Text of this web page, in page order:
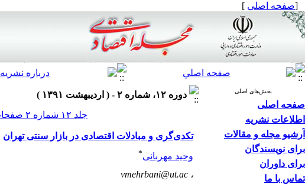
[صفحه اصلی ]
بخش‌های اصلی
صفحه اصلی
اطلاعات نشریه
آرشیو مجله و مقالات
برای نویسندگان
برای داوران
تماس با ما
دوره ۱۲، شماره ۲ - ( اردیبهشت ۱۳۹۱ )
جلد ۱۲ شماره ۲ صفحات ۶۴-۵۳
تکدی‌گری و مبادلات اقتصادی در بازار سنتی تهران
وحید مهربانی*
، vmehrbani@ut.ac